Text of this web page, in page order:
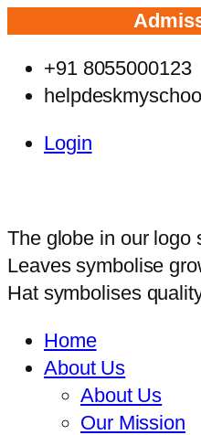
Admissions
+91 8055000123
Login
The globe in our logo
Leaves symbolise
Hat symbolises
Home
About Us
About Us
Our Mission